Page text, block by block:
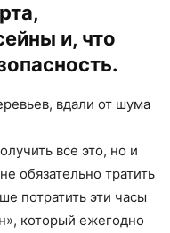
и, что
вдали от шума
все это, но и
обязательно тратить
потратить эти часы
который ежегодно